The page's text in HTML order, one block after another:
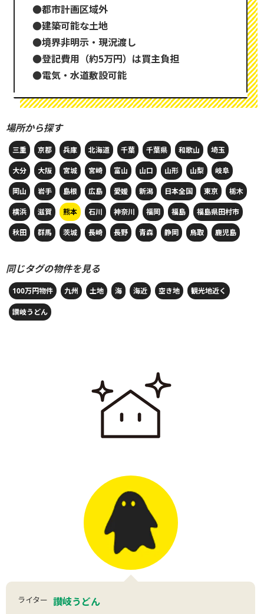
●都市計画区域外
●建築可能な土地
●境界非明示・現況渡し
●登記費用（約5万円）は買主負担
●電気・水道敷設可能
場所から探す
三重 京都 兵庫 北海道 千葉 千葉県 和歌山 埼玉
大分 大阪 宮城 宮崎 富山 山口 山形 山梨 岐阜
岡山 岩手 島根 広島 愛媛 新潟 日本全国 東京 栃木
横浜 滋賀 熊本 石川 神奈川 福岡 福島 福島県田村市
秋田 群馬 茨城 長崎 長野 青森 静岡 鳥取 鹿児島
同じタグの物件を見る
100万円物件 九州 土地 海 海近 空き地 観光地近く
讃岐うどん
ライター 讃岐うどん